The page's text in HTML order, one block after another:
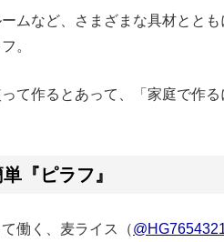
ムなど、さまざまな具材とと
。
て作るとあって、「家庭で作
『ピラフ』
働く、麦ライス（